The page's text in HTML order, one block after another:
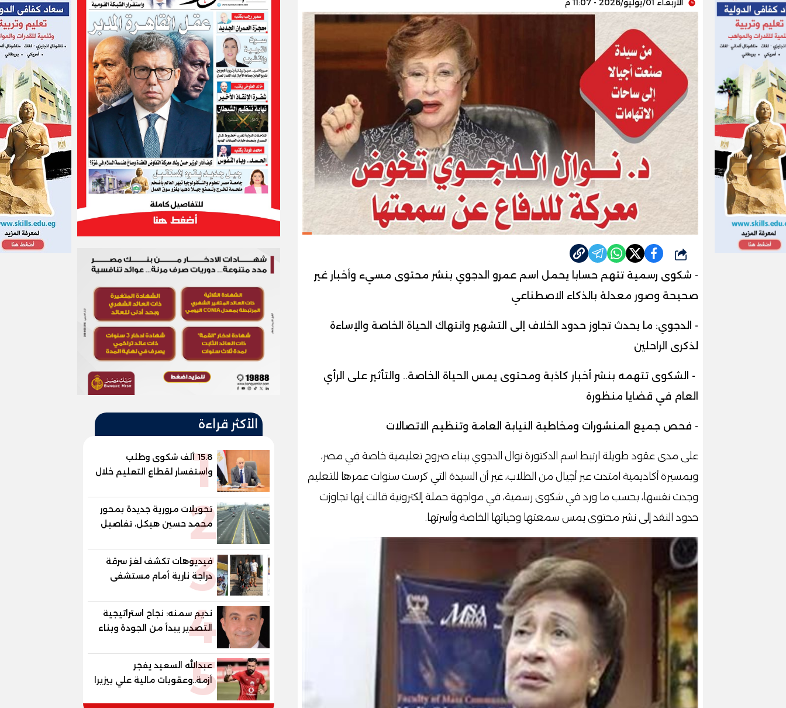
الأربعاء 01/يوليو/2026 - 11:07 م
شارك
- شكوى رسمية تتهم حسابا يحمل اسم عمرو الدجوي بنشر محتوى مسيء وأخبار غير
صحيحة وصور معدلة بالذكاء الاصطناعي
- الدجوي: ما يحدث تجاوز حدود الخلاف إلى التشهير وانتهاك الحياة الخاصة والإساءة
لذكرى الراحلين
- الشكوى تتهمه بنشر أخبار كاذبة ومحتوى يمس الحياة الخاصة.. والتأثير على الرأي
العام في قضايا منظورة
- فحص جميع المنشورات ومخاطبة النيابة العامة وتنظيم الاتصالات
على مدى عقود طويلة ارتبط اسم الدكتورة نوال الدجوي ببناء صروح تعليمية خاصة في مصر،
وبمسيرة أكاديمية امتدت عبر أجيال من الطلاب، غير أن السيدة التي كرست سنوات عمرها للتعليم
وجدت نفسها، بحسب ما ورد في شكوى رسمية، في مواجهة حملة إلكترونية قالت إنها تجاوزت
حدود النقد إلى نشر محتوى يمس سمعتها وحياتها الخاصة وأسرتها.
الأكثر قراءة
115.8 ألف شكوى وطلب
واستفسار لقطاع التعليم خلال
يوليو.. استجابة فعالة لشكاوى
الطلاب وأولياء الأمور
2
تحويلات مرورية جديدة بمحور
محمد حسين هيكل، تفاصيل
الغلق على مرحلتين
3
فيديوهات تكشف لغز سرقة
دراجة نارية أمام مستشفى
بمدينة نصر
4
نديم سمنه: نجاح استراتيجية
التصدير يبدأ من الجودة وبناء
الثقة في شعار "صنع في
مصر"
5
عبدالله السعيد يفجر
أزمة..وعقوبات مالية علي بيزيرا
وبانزا